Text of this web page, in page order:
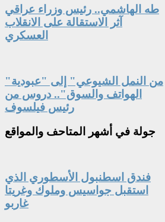
طه الهاشمي.. رئيس وزراء عراقي
آثر الاستقالة على الانقلاب
العسكري
"من النمل الشيوعي" إلى "عبودية
الهواتف والسوق".. دروس من
رئيس فيلسوف
جولة في أشهر المتاحف والمواقع
فندق اسطنبول الأسطوري الذي
استقبل جواسيس وملوك وغريتا
غاربو